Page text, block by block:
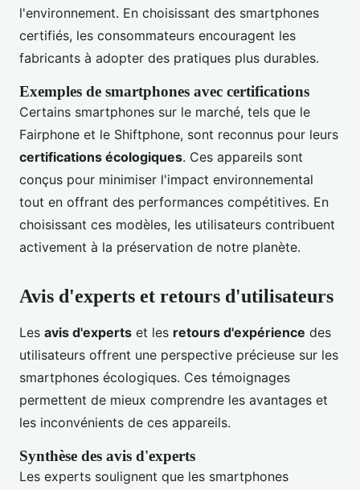
l'environnement. En choisissant des smartphones
certifiés, les consommateurs encouragent les
fabricants à adopter des pratiques plus durables.
Exemples de smartphones avec certifications
Certains smartphones sur le marché, tels que le
Fairphone et le Shiftphone, sont reconnus pour leurs
certifications écologiques. Ces appareils sont
conçus pour minimiser l'impact environnemental
tout en offrant des performances compétitives. En
choisissant ces modèles, les utilisateurs contribuent
activement à la préservation de notre planète.
Avis d'experts et retours d'utilisateurs
Les avis d'experts et les retours d'expérience des
utilisateurs offrent une perspective précieuse sur les
smartphones écologiques. Ces témoignages
permettent de mieux comprendre les avantages et
les inconvénients de ces appareils.
Synthèse des avis d'experts
Les experts soulignent que les smartphones